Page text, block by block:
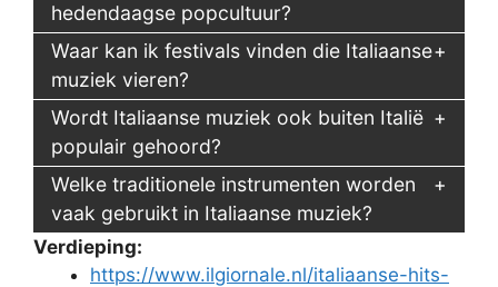
hedendaagse popcultuur?
Waar kan ik festivals vinden die Italiaanse
muziek vieren?
Wordt Italiaanse muziek ook buiten Italië
populair gehoord?
Welke traditionele instrumenten worden
vaak gebruikt in Italiaanse muziek?
Verdieping:
https://www.ilgiornale.nl/italiaanse-hits-